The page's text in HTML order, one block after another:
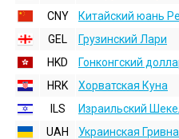
CNY
Китайский юань
GEL
Грузинский Лари
HKD
Гонконгский
HRK
Хорватская Куна
ILS
Израильский
UAH
Украинская Гривна